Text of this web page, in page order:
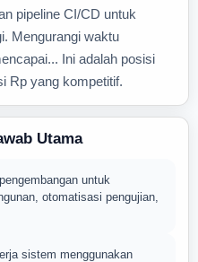
pipeline CI/CD untuk
Mengurangi waktu
Ini adalah posisi
Rp yang kompetitif.
Utama
untuk
otomatisasi pengujian,
sistem menggunakan